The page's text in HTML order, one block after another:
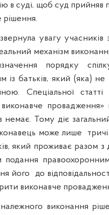
в суді, щоб суд прийняв
рішення.
увагу учасників
механізм
порядку
із батьків, який (яка) не
Спеціальної статті
провадження»
немає. Тому діє
може лише
який проживає разом
подання
його
до
виконавче
належного виконання